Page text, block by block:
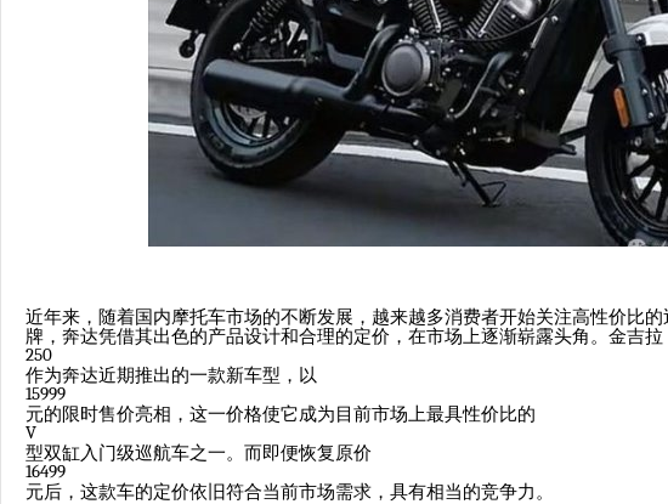
近年来，随着国内摩托车市场的不断发展，越来越多消费者开始关注高性价比
牌，奔达凭借其出色的产品设计和合理的定价，在市场上逐渐崭露头角。金吉拉
250
作为奔达近期推出的一款新车型，以
15999
元的限时售价亮相，这一价格使它成为目前市场上最具性价比的
V
型双缸入门级巡航车之一。而即便恢复原价
16499
元后，这款车的定价依旧符合当前市场需求，具有相当的竞争力。